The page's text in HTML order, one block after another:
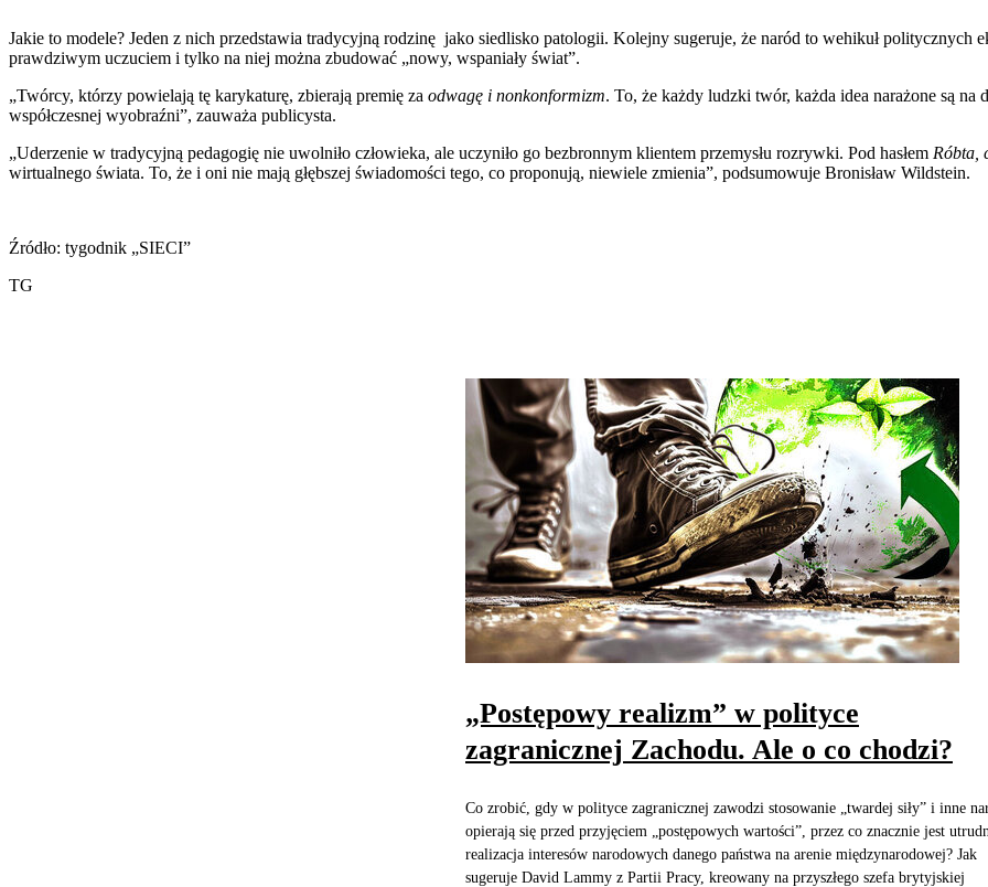
Jakie to modele? Jeden z nich przedstawia tradycyjną rodzinę jako siedlisko patologii. Kolejny sugeruje, że naród to wehikuł politycznych
prawdziwym uczuciem i tylko na niej można zbudować „nowy, wspaniały świat”.
„Twórcy, którzy powielają tę karykaturę, zbierają premię za odwagę i nonkonformizm. To, że każdy ludzki twór, każda idea narażone są na
współczesnej wyobraźni”, zauważa publicysta.
„Uderzenie w tradycyjną pedagogię nie uwolniło człowieka, ale uczyniło go bezbronnym klientem przemysłu rozrywki. Pod hasłem Róbta,
wirtualnego świata. To, że i oni nie mają głębszej świadomości tego, co proponują, niewiele zmienia”, podsumowuje Bronisław Wildstein.
Źródło: tygodnik „SIECI”
TG
„Postępowy realizm” w polityce
zagranicznej Zachodu. Ale o co chodzi?
Co zrobić, gdy w polityce zagranicznej zawodzi stosowanie „twardej siły” i inne
opierają się przed przyjęciem „postępowych wartości”, przez co znacznie jest
realizacja interesów narodowych danego państwa na arenie międzynarodowej? Jak
sugeruje David Lammy z Partii Pracy, kreowany na przyszłego szefa brytyjskiej